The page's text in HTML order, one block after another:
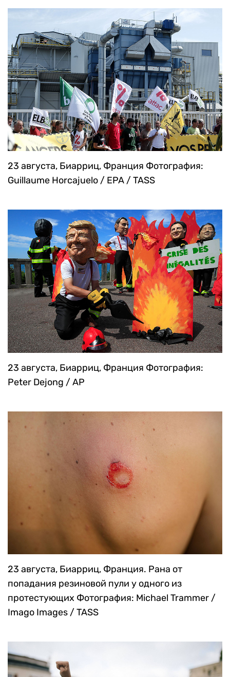
23 августа, Биарриц, Франция Фотография:
Guillaume Horcajuelo / EPA / TASS
23 августа, Биарриц, Франция Фотография:
Peter Dejong / AP
23 августа, Биарриц, Франция. Рана от
попадания резиновой пули у одного из
протестующих Фотография: Michael Trammer /
Imago Images / TASS